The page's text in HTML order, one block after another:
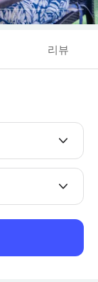
리뷰